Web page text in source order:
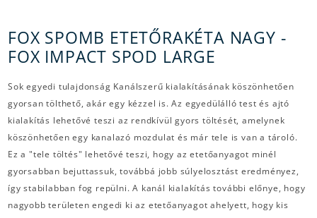
FOX SPOMB ETETŐRAKÉTA NAGY -
FOX IMPACT SPOD LARGE
Sok egyedi tulajdonság Kanálszerű kialakításának köszönhetően
gyorsan tölthető, akár egy kézzel is. Az egyedülálló test és ajtó
kialakítás lehetővé teszi az rendkívül gyors töltését, amelynek
köszönhetően egy kanalazó mozdulat és már tele is van a tároló.
Ez a "tele töltés" lehetővé teszi, hogy az etetőanyagot minél
gyorsabban bejuttassuk, továbbá jobb súlyelosztást eredményez,
így stabilabban fog repülni. A kanál kialakítás további előnye, hogy
nagyobb területen engedi ki az etetőanyagot ahelyett, hogy kis